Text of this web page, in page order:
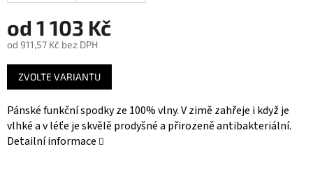
od 1 103 Kč
od 911,57 Kč bez DPH
Měrná
cena:
ZVOLTE VARIANTU
Pánské funkční spodky ze 100% vlny. V zimě zahřeje i když je
vlhké a v léťe je skvělě prodyšné a přirozeně antibakteriální.
Detailní informace